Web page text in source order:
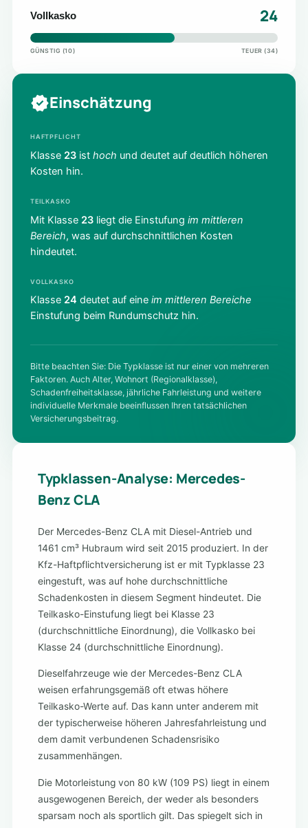
Vollkasko 24
GÜNSTIG (10) TEUER (34)
Einschätzung
HAFTPFLICHT
Klasse 23ist hoch und deutet auf deutlich höheren
Kosten hin.
TEILKASKO
Mit Klasse 23liegt die Einstufung im mittleren
Bereich, was auf durchschnittlichen Kosten
hindeutet.
VOLLKASKO
Klasse 24 deutet auf eine im mittleren Bereiche
Einstufung beim Rundumschutz hin.
Bitte beachten Sie: Die Typklasse ist nur einer von mehreren
Faktoren. Auch Alter, Wohnort (Regionalklasse),
Schadenfreiheitsklasse, jährliche Fahrleistung und weitere
individuelle Merkmale beeinflussen Ihren tatsächlichen
Versicherungsbeitrag.
Typklassen-Analyse: Mercedes-
Benz CLA
Der Mercedes-Benz CLA mit Diesel-Antrieb und
1461 cm³ Hubraum wird seit 2015 produziert. In der
Kfz-Haftpflichtversicherung ist er mit Typklasse 23
eingestuft, was auf hohe durchschnittliche
Schadenkosten in diesem Segment hindeutet. Die
Teilkasko-Einstufung liegt bei Klasse 23
(durchschnittliche Einordnung), die Vollkasko bei
Klasse 24 (durchschnittliche Einordnung).
Dieselfahrzeuge wie der Mercedes-Benz CLA
weisen erfahrungsgemäß oft etwas höhere
Teilkasko-Werte auf. Das kann unter anderem mit
der typischerweise höheren Jahresfahrleistung und
dem damit verbundenen Schadensrisiko
zusammenhängen.
Die Motorleistung von 80 kW (109 PS) liegt in einem
ausgewogenen Bereich, der weder als besonders
sparsam noch als sportlich gilt. Das spiegelt sich in